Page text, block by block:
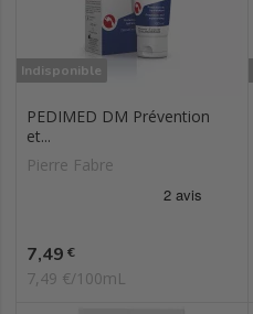
Indisponible
PEDIMED DM Prévention
et...
Pierre Fabre
Prix
7,49 €
7,49 €/100mL